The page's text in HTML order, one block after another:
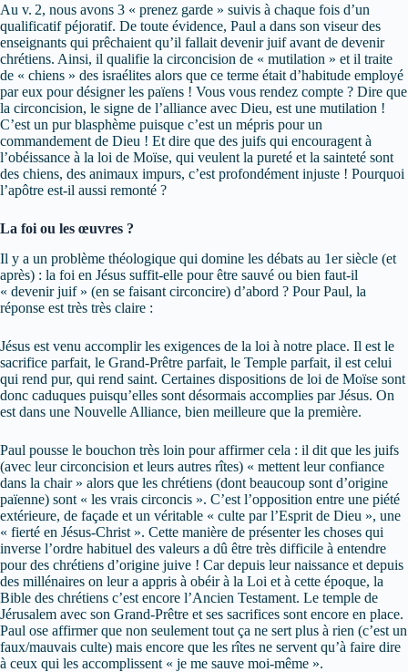
Au v. 2, nous avons 3 « prenez garde » suivis à chaque fois d’un
qualificatif péjoratif. De toute évidence, Paul a dans son viseur des
enseignants qui prêchaient qu’il fallait devenir juif avant de devenir
chrétiens. Ainsi, il qualifie la circoncision de « mutilation » et il traite
de « chiens » des israélites alors que ce terme était d’habitude employé
par eux pour désigner les païens ! Vous vous rendez compte ? Dire que
la circoncision, le signe de l’alliance avec Dieu, est une mutilation !
C’est un pur blasphème puisque c’est un mépris pour un
commandement de Dieu ! Et dire que des juifs qui encouragent à
l’obéissance à la loi de Moïse, qui veulent la pureté et la sainteté sont
des chiens, des animaux impurs, c’est profondément injuste ! Pourquoi
l’apôtre est-il aussi remonté ?
La foi ou les œuvres ?
Il y a un problème théologique qui domine les débats au 1er siècle (et
après) : la foi en Jésus suffit-elle pour être sauvé ou bien faut-il
« devenir juif » (en se faisant circoncire) d’abord ? Pour Paul, la
réponse est très très claire :
Jésus est venu accomplir les exigences de la loi à notre place. Il est le
sacrifice parfait, le Grand-Prêtre parfait, le Temple parfait, il est celui
qui rend pur, qui rend saint. Certaines dispositions de loi de Moïse sont
donc caduques puisqu’elles sont désormais accomplies par Jésus. On
est dans une Nouvelle Alliance, bien meilleure que la première.
Paul pousse le bouchon très loin pour affirmer cela : il dit que les juifs
(avec leur circoncision et leurs autres rîtes) « mettent leur confiance
dans la chair » alors que les chrétiens (dont beaucoup sont d’origine
païenne) sont « les vrais circoncis ». C’est l’opposition entre une piété
extérieure, de façade et un véritable « culte par l’Esprit de Dieu », une
« fierté en Jésus-Christ ». Cette manière de présenter les choses qui
inverse l’ordre habituel des valeurs a dû être très difficile à entendre
pour des chrétiens d’origine juive ! Car depuis leur naissance et depuis
des millénaires on leur a appris à obéir à la Loi et à cette époque, la
Bible des chrétiens c’est encore l’Ancien Testament. Le temple de
Jérusalem avec son Grand-Prêtre et ses sacrifices sont encore en place.
Paul ose affirmer que non seulement tout ça ne sert plus à rien (c’est un
faux/mauvais culte) mais encore que les rîtes ne servent qu’à faire dire
à ceux qui les accomplissent « je me sauve moi-même ».